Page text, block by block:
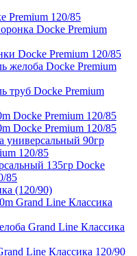
Premium 120/85
Docke Premium
Docke Premium 120/85
желоба Docke Premium
труб Docke Premium
Docke Premium 120/85
Docke Premium 120/85
универсальный 90гр
120/85
135гр Docke
85
(120/90)
Grand Line Классика
Grand Line Классика
Line Классика 120/90